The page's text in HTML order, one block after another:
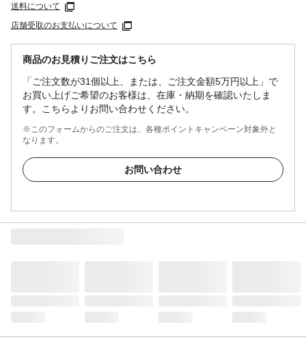
送料について
店舗受取のお支払いについて
商品のお見積りご注文はこちら
「ご注文数が31個以上、または、ご注文金額5万円以上」で
お買い上げご希望のお客様は、在庫・納期を確認いたしま
す。こちらよりお問い合わせください。
※このフォームからのご注文は、各種ポイントキャンペーン対象外と
なります。
お問い合わせ